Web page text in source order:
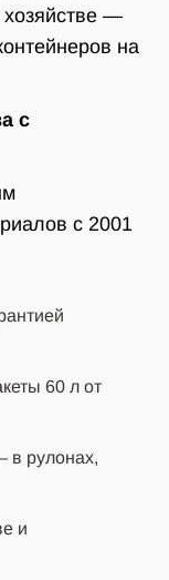
—
на
с
с 2001
60 л от
в рулонах,
и